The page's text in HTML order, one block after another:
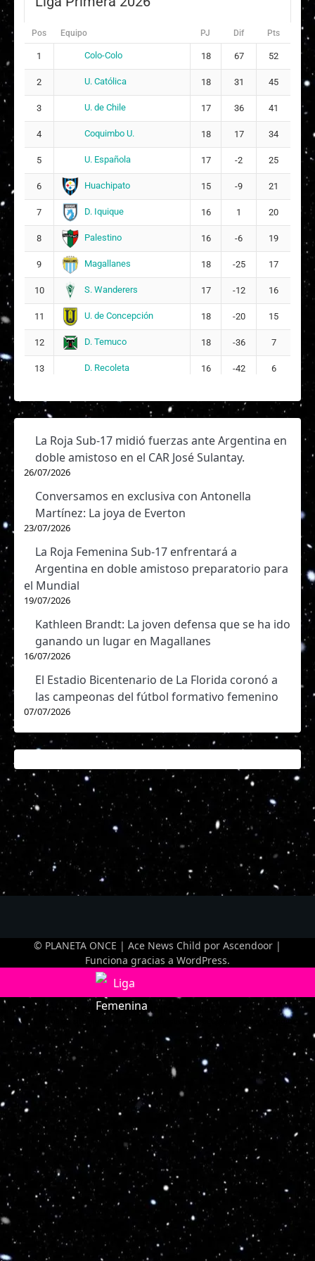
2
ARQUERA
4
Renata Alejandra Vergara Olivares
1
Vai Roa Atán Pate
1
5
Jessica Constanza Galaz Mánquez
1
Geraldine Francisca Leyton López
1
Damar Elizabeth Carrasco Huenchuleo
8
2
DT:Raúl Aburto
Pos Equipo PJ Dif Pts
1 Colo-Colo 18 67 52
2 U. Católica 18 31 45
3 U. de Chile 17 36 41
4 Coquimbo U. 18 17 34
5 U. Española 17 -2 25
6 Huachipato 15 -9 21
7 D. Iquique 16 1 20
8 Palestino 16 -6 19
9 Magallanes 18 -25 17
10 S. Wanderers 17 -12 16
11 U. de Concepción 18 -20 15
12 D. Temuco 18 -36 7
13 D. Recoleta 16 -42 6
La Roja Sub-17 midió fuerzas ante Argentina en
doble amistoso en el CAR José Sulantay.
26/07/2026
Conversamos en exclusiva con Antonella
Martínez: La joya de Everton
23/07/2026
La Roja Femenina Sub-17 enfrentará a
Argentina en doble amistoso preparatorio para
el Mundial
19/07/2026
Kathleen Brandt: La joven defensa que se ha ido
ganando un lugar en Magallanes
16/07/2026
El Estadio Bicentenario de La Florida coronó a
las campeonas del fútbol formativo femenino
07/07/2026
© PLANETA ONCE | Ace News Child por Ascendoor |
Funciona gracias a WordPress.
Optimized by Seraphinite Accelerator
Turns on site high speed to be attractive for people and search engines.